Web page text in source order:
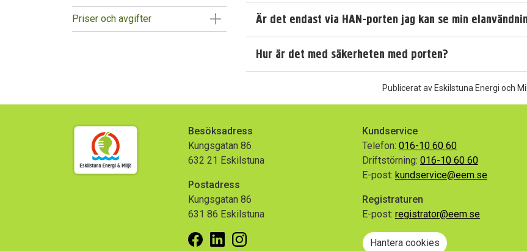
Priser och avgifter Visa/Göm undermeny
Är det endast via HAN-porten jag kan se min
Hur är det med säkerheten med porten?
Publicerat av Eskilstuna Energi och
Besöksadress
Kungsgatan 86
632 21 Eskilstuna
Postadress
Kungsgatan 86
631 86 Eskilstuna
Facebook
LinkedinInstagram
Kundservice
Telefon: 016-10 60 60
Driftstörning: 016-10 60 60
E-post: kundservice@eem.se
Registraturen
E-post: registrator@eem.se
Hantera cookies